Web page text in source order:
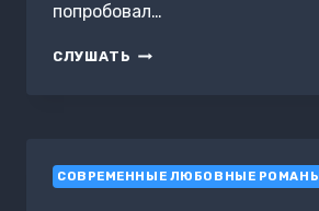
попробовал…
СЛУШАТЬ ИЗ
СОВРЕМЕННЫЕ ЛЮБОВНЫЕ РОМАНЫ